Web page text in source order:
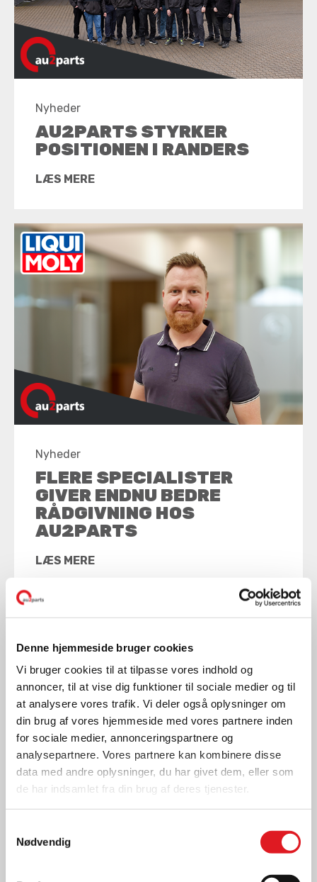
Denne hjemmeside bruger cookies
Vi bruger cookies til at tilpasse vores indhold og
annoncer, til at vise dig funktioner til sociale medier og til
at analysere vores trafik. Vi deler også oplysninger om
din brug af vores hjemmeside med vores partnere inden
for sociale medier, annonceringspartnere og
analysepartnere. Vores partnere kan kombinere disse
data med andre oplysninger, du har givet dem, eller som
de har indsamlet fra din brug af deres tjenester.
Nødvendig
Nyheder
AU2PARTS STYRKER
POSITIONEN I RANDERS
LÆS MERE
Nyheder
FLERE SPECIALISTER
GIVER ENDNU BEDRE
RÅDGIVNING HOS
AU2PARTS
LÆS MERE
Nyheder
FRA AU2RÅD